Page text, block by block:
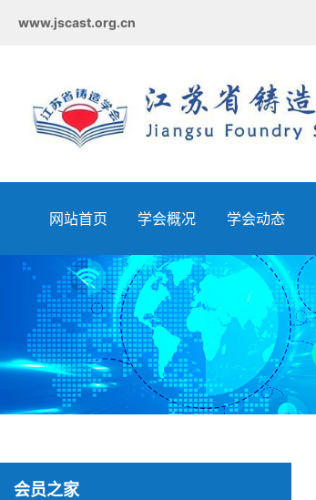
www.jscast.org.cn
网站首页 学会概况 学会动态
会员之家